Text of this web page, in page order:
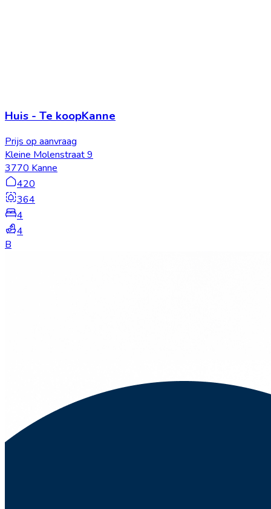
Huis - Te koopKanne
Prijs op aanvraag
Kleine Molenstraat 9
3770 Kanne
420
364
4
4
B